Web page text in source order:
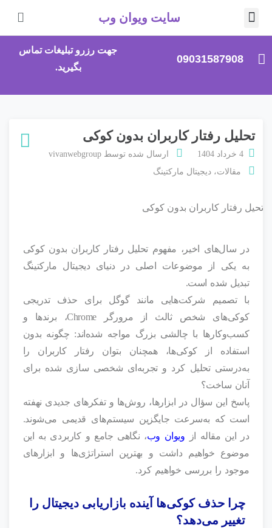
سایت ویوان وب
09031587908
جهت رزرو تبلیغات تماس
بگیرید.
تحلیل رفتار کاربران بدون کوکی
4 خرداد 1404 ارسال شده توسط vivanwebgroup
مقالات، دیجیتال مارکتینگ
در سال‌های اخیر، مفهوم تحلیل رفتار کاربران بدون کوکی
به یکی از موضوعات اصلی در دنیای دیجیتال مارکتینگ
تبدیل شده است.
با تصمیم شرکت‌هایی مانند گوگل برای حذف تدریجی
کوکی‌های شخص ثالث از مرورگر Chrome، برندها و
کسب‌وکارها با چالشی بزرگ مواجه شده‌اند: چگونه بدون
استفاده از کوکی‌ها، همچنان بتوان رفتار کاربران را
به‌درستی تحلیل کرد و تجربه‌ای شخصی‌ سازی‌ شده برای
آنان ساخت؟
پاسخ این سؤال در ابزارها، روش‌ها و تفکرهای جدیدی نهفته
است که به‌سرعت جایگزین سیستم‌های قدیمی می‌شوند.
در این مقاله از ویوان وب، نگاهی جامع و کاربردی به این
موضوع خواهیم داشت و بهترین استراتژی‌ها و ابزارهای
موجود را بررسی خواهیم کرد.
چرا حذف کوکی‌ها آینده بازاریابی دیجیتال را
تغییر می‌دهد؟